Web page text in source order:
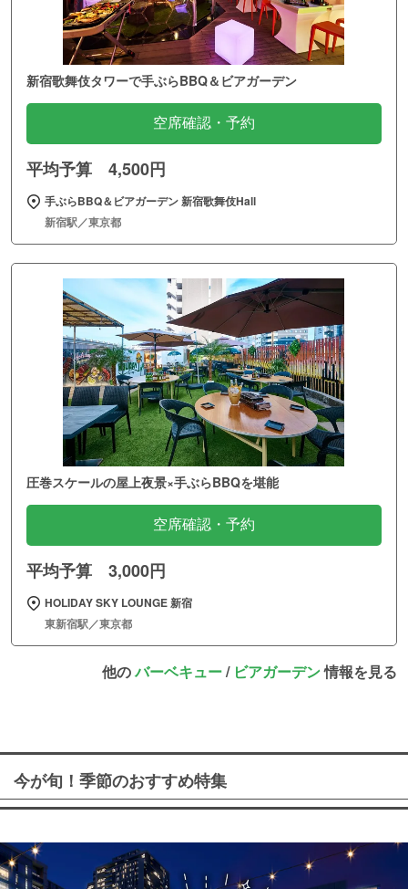
新宿歌舞伎タワーで手ぶらBBQ＆ビアガーデン
空席確認・予約
平均予算 4,500円
手ぶらBBQ＆ビアガーデン 新宿歌舞伎Hall
新宿駅／東京都
圧巻スケールの屋上夜景×手ぶらBBQを堪能
空席確認・予約
平均予算 3,000円
HOLIDAY SKY LOUNGE 新宿
東新宿駅／東京都
他のバーベキュー/ ビアガーデン情報を見る
今が旬！季節のおすすめ特集